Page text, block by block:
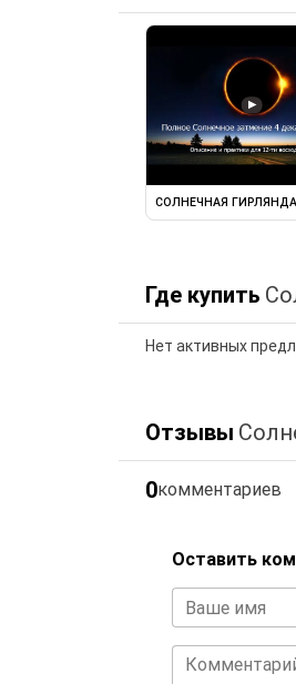
▶
СОЛНЕЧНАЯ ГИРЛЯНДА
Где купить
Нет активных
Отзывы
0комментариев
Оставить
Ваше имя